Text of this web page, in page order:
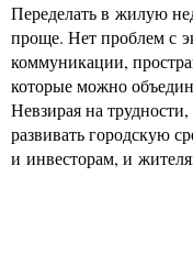
Переделать в жилую
проще. Нет проблем с
коммуникации,
которые можно
Невзирая на
развивать городскую
и инвесторам, и